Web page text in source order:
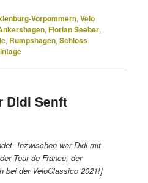
Vorpommern,Velo
,Florian Seeber,
, Rumpshagen,Schloss
Didi Senft
Inzwischen war Didi mit
Tour de France, der
bei der VeloClassico 2021!]